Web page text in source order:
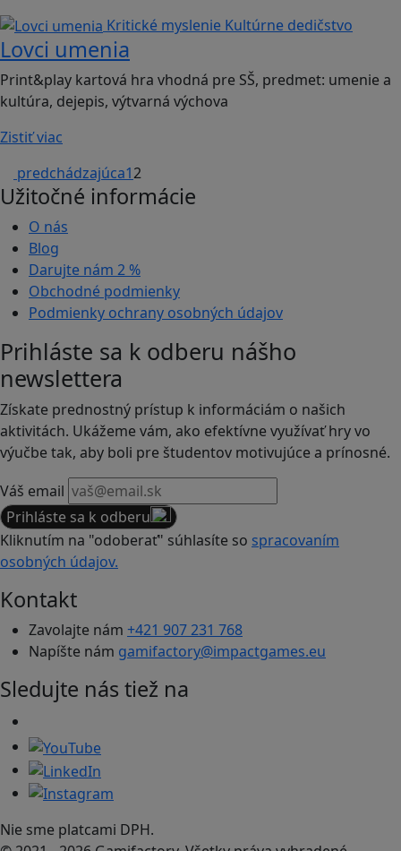
Kritické myslenie Kultúrne dedičstvo
Lovci umenia
Print&play kartová hra vhodná pre SŠ, predmet: umenie a
kultúra, dejepis, výtvarná výchova
Zistiť viac
predchádzajúca12
Užitočné informácie
O nás
Blog
Darujte nám 2 %
Obchodné podmienky
Podmienky ochrany osobných údajov
Prihláste sa k odberu nášho
newslettera
Získate prednostný prístup k informáciám o našich
aktivitách. Ukážeme vám, ako efektívne využívať hry vo
výučbe tak, aby boli pre študentov motivujúce a prínosné.
Váš email
Prihláste sa k odberu
Kliknutím na "odoberať" súhlasíte so spracovaním
osobných údajov.
Kontakt
Zavolajte nám +421 907 231 768
Napíšte nám gamifactory@impactgames.eu
Sledujte nás tiež na
Nie sme platcami DPH.